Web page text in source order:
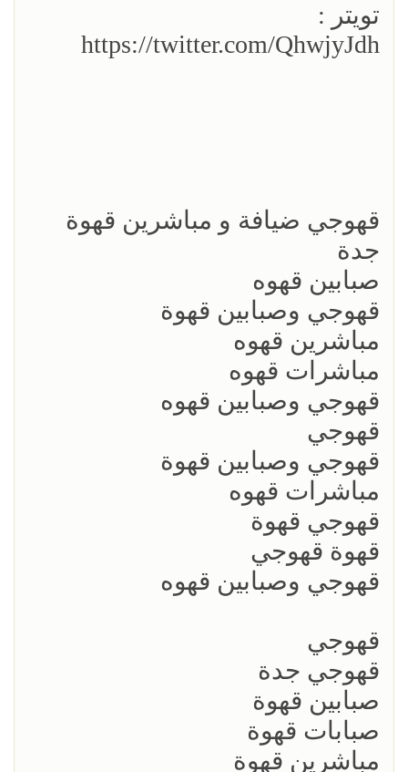
تويتر :
https://twitter.com/QhwjyJdh
قهوجي ضيافة و مباشرين قهوة
جدة
صبابين قهوه
قهوجي وصبابين قهوة
مباشرين قهوه
مباشرات قهوه
قهوجي وصبابين قهوه
قهوجي
قهوجي وصبابين قهوة
مباشرات قهوه
قهوجي قهوة
قهوة قهوجي
قهوجي وصبابين قهوه
قهوجي
قهوجي جدة
صبابين قهوة
صبابات قهوة
مباشرين قهوة